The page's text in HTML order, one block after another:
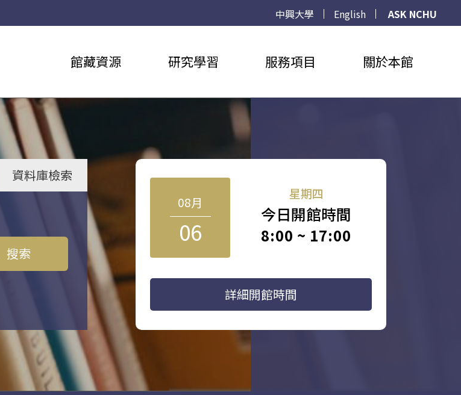
中興大學 English
ASK NCHU
館藏資源 研究學習 服務項目 關於本館
資料庫檢索
搜索
08月
06
星期四
今日開館時間
8:00 ~ 17:00
詳細開館時間